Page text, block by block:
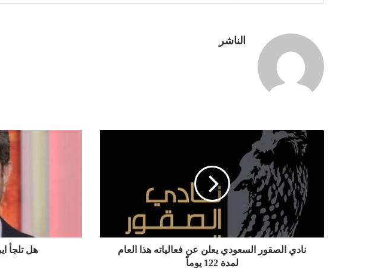
الناشر
نادي الصقور السعودي يعلن عن فعالياته هذا العام
لمدة 122 يوماً
هل تلجأ